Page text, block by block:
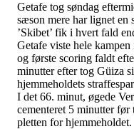
Getafe tog søndag
sæson mere har lignet en
’Skibet’ fik i hvert fald
Getafe viste hele
og første scoring faldt
minutter efter tog Güiza
hjemmeholdets
I det 66. minut, øgede
cementeret 5 minutter
pletten for hjemmeholdet.